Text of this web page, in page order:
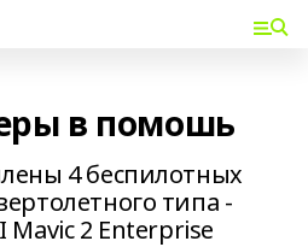
в помошь
4 беспилотных
типа -
Mavic 2 Enterprise